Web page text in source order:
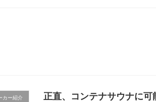
カー紹介 正直、コンテナサウナに可